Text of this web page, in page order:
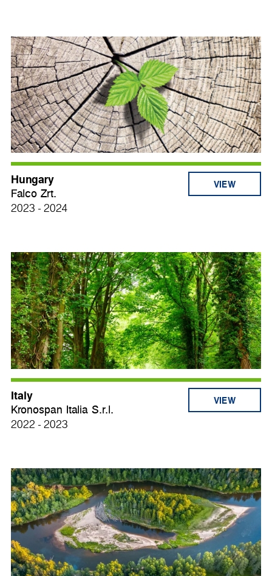
Hungary
Falco Zrt.
2023 - 2024
VIEW
Italy
Kronospan Italia S.r.l.
2022 - 2023
VIEW